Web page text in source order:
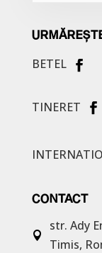
BETEL
TINERET
CONTACT

str. Ady
Timis,